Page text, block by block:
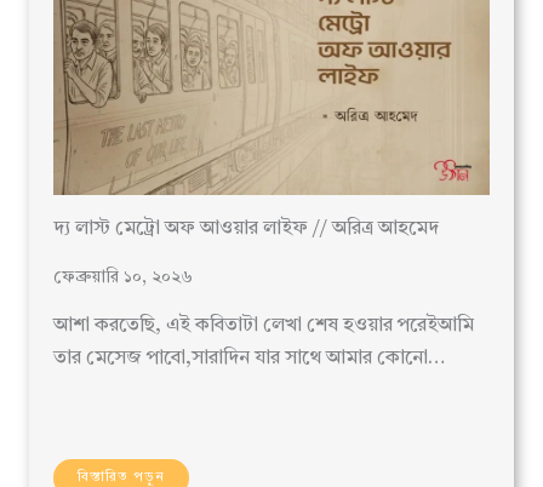
দ্য লাস্ট মেট্রো অফ আওয়ার লাইফ // অরিত্র আহমেদ
ফেব্রুয়ারি ১০, ২০২৬
আশা করতেছি, এই কবিতাটা লেখা শেষ হওয়ার পরেইআমি
তার মেসেজ পাবো,সারাদিন যার সাথে আমার কোনো…
বিস্তারিত পড়ুন